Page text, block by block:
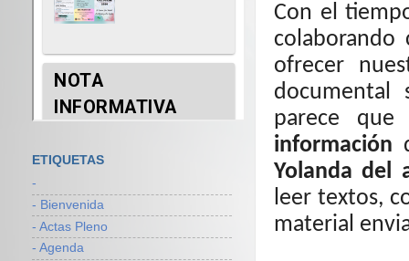
Con el
colaborando
ofrecer
documental
parece
información
Yolanda del
leer textos,
material
ETIQUETAS
-
- Bienvenida
- Actas Pleno
- Agenda